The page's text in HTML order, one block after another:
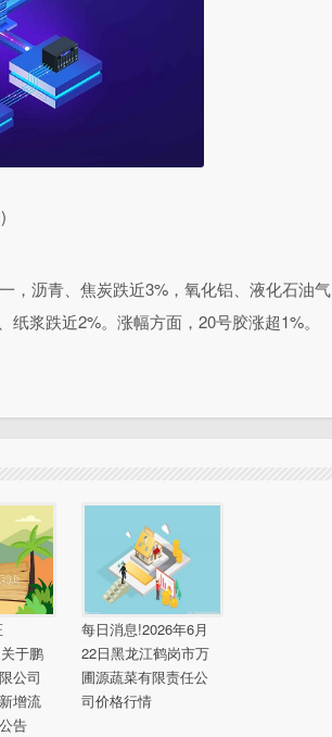
，沥青、焦炭跌近3%，氧化铝、液化石油气
浆跌近2%。涨幅方面，20号胶涨超1%。
于鹏
公司
增流
告
每日消息!2026年6月
22日黑龙江鹤岗市万
圃源蔬菜有限责任公
司价格行情